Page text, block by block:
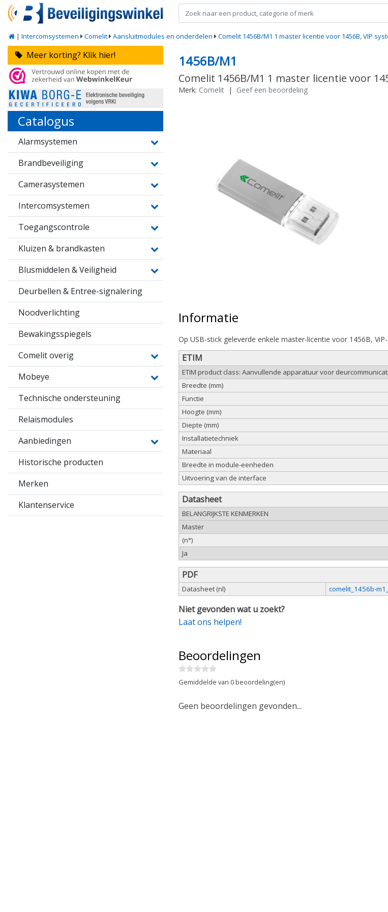
| Intercomsystemen Comelit Aansluitmodules en onderdelen Comelit 1456B/M1 1 master licentie voor 1456B, VIP
Meer korting? Klik hier!
Catalogus
Alarmsystemen
Brandbeveiliging
Camerasystemen
Intercomsystemen
Toegangscontrole
Kluizen & brandkasten
Blusmiddelen & Veiligheid
Deurbellen & Entree-signalering
Noodverlichting
Bewakingsspiegels
Comelit overig
Mobeye
Technische ondersteuning
Relaismodules
Aanbiedingen
Historische producten
Merken
Klantenservice
1456B/M1
Comelit 1456B/M1 1 master licentie voor
Merk: Comelit | Geef een beoordeling
Informatie
Op USB-stick geleverde enkele master-licentie voor 1456B,
ETIM
ETIM product class: Aanvullende apparatuur voor
Breedte (mm)
Functie
Hoogte (mm)
Diepte (mm)
Installatietechniek
Materiaal
Breedte in module-eenheden
Uitvoering van de interface
Datasheet
BELANGRIJKSTE KENMERKEN
Master
(n°)
Ja
PDF
Datasheet (nl) comelit_1456b-
Niet gevonden wat u zoekt?
Laat ons helpen!
Beoordelingen
Gemiddelde van 0 beoordeling(en)
Geen beoordelingen gevonden...